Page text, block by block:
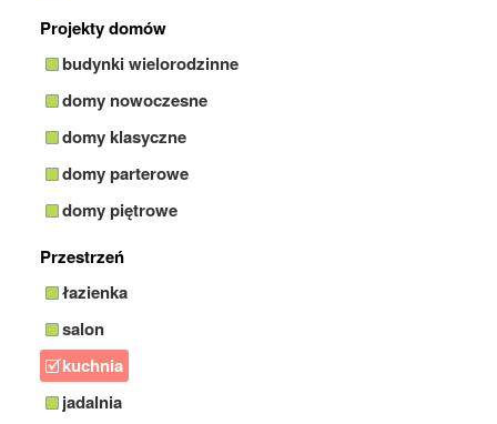
Projekty domów
budynki wielorodzinne
domy nowoczesne
domy klasyczne
domy parterowe
domy piętrowe
Przestrzeń
łazienka
salon
kuchnia
jadalnia